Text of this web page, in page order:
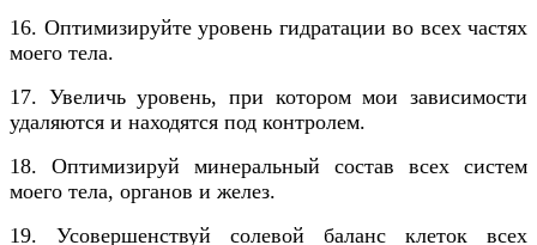
16. Оптимизируйте уровень гидратации во всех частях
моего тела.
17. Увеличь уровень, при котором мои зависимости
удаляются и находятся под контролем.
18. Оптимизируй минеральный состав всех систем
моего тела, органов и желез.
19. Усовершенствуй солевой баланс клеток всех